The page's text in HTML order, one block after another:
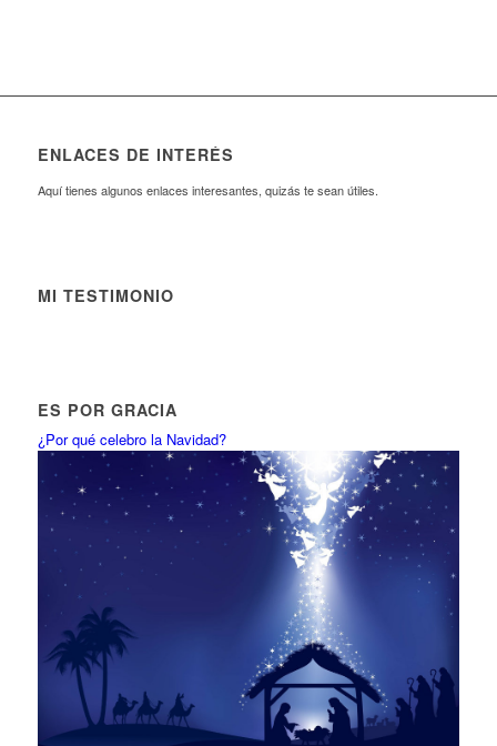
ENLACES DE INTERÉS
Aquí tienes algunos enlaces interesantes, quizás te sean útiles.
MI TESTIMONIO
ES POR GRACIA
¿Por qué celebro la Navidad?